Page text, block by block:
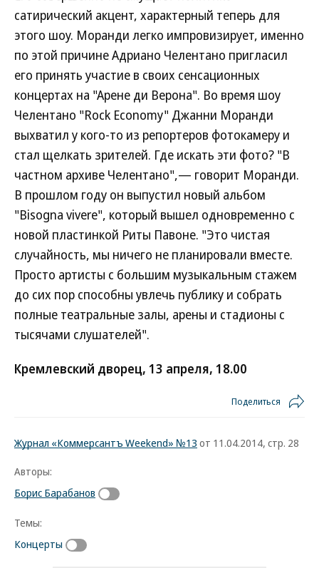
сатирический акцент, характерный теперь для
этого шоу. Моранди легко импровизирует, именно
по этой причине Адриано Челентано пригласил
его принять участие в своих сенсационных
концертах на "Арене ди Верона". Во время шоу
Челентано "Rock Economy" Джанни Моранди
выхватил у кого-то из репортеров фотокамеру и
стал щелкать зрителей. Где искать эти фото? "В
частном архиве Челентано",— говорит Моранди.
В прошлом году он выпустил новый альбом
"Bisogna vivere", который вышел одновременно с
новой пластинкой Риты Павоне. "Это чистая
случайность, мы ничего не планировали вместе.
Просто артисты с большим музыкальным стажем
до сих пор способны увлечь публику и собрать
полные театральные залы, арены и стадионы с
тысячами слушателей".
Кремлевский дворец, 13 апреля, 18.00
Поделиться
Журнал «Коммерсантъ Weekend» №13 от 11.04.2014, стр. 28
Авторы:
Борис Барабанов
Темы:
Концерты